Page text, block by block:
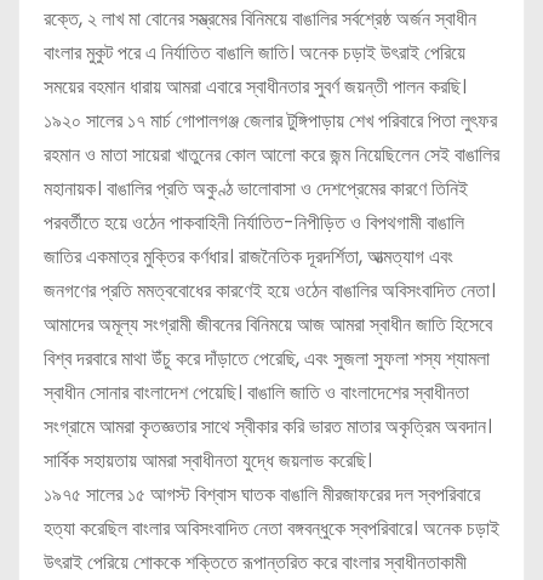
রক্তে, ২ লাখ মা বোনের সম্ভ্রমের বিনিময়ে বাঙালির সর্বশ্রেষ্ঠ অর্জন স্বাধীন
বাংলার মুকুট পরে এ নির্যাতিত বাঙালি জাতি। অনেক চড়াই উৎরাই পেরিয়ে
সময়ের বহমান ধারায় আমরা এবারে স্বাধীনতার সুবর্ণ জয়ন্তী পালন করছি।
১৯২০ সালের ১৭ মার্চ গোপালগঞ্জ জেলার টুঙ্গিপাড়ায় শেখ পরিবারে পিতা লুৎফর
রহমান ও মাতা সায়েরা খাতুনের কোল আলো করে জন্ম নিয়েছিলেন সেই বাঙালির
মহানায়ক। বাঙালির প্রতি অকুণ্ঠ ভালোবাসা ও দেশপ্রেমের কারণে তিনিই
পরবর্তীতে হয়ে ওঠেন পাকবাহিনী নির্যাতিত-নিপীড়িত ও বিপথগামী বাঙালি
জাতির একমাত্র মুক্তির কর্ণধার। রাজনৈতিক দূরদর্শিতা, আত্মত্যাগ এবং
জনগণের প্রতি মমত্ববোধের কারণেই হয়ে ওঠেন বাঙালির অবিসংবাদিত নেতা।
আমাদের অমূল্য সংগ্রামী জীবনের বিনিময়ে আজ আমরা স্বাধীন জাতি হিসেবে
বিশ্ব দরবারে মাথা উঁচু করে দাঁড়াতে পেরেছি, এবং সুজলা সুফলা শস্য শ্যামলা
স্বাধীন সোনার বাংলাদেশ পেয়েছি। বাঙালি জাতি ও বাংলাদেশের স্বাধীনতা
সংগ্রামে আমরা কৃতজ্ঞতার সাথে স্বীকার করি ভারত মাতার অকৃত্রিম অবদান।
সার্বিক সহায়তায় আমরা স্বাধীনতা যুদ্ধে জয়লাভ করেছি।
১৯৭৫ সালের ১৫ আগস্ট বিশ্বাস ঘাতক বাঙালি মীরজাফরের দল স্বপরিবারে
হত্যা করেছিল বাংলার অবিসংবাদিত নেতা বঙ্গবন্ধুকে স্বপরিবারে। অনেক চড়াই
উৎরাই পেরিয়ে শোককে শক্তিতে রূপান্তরিত করে বাংলার স্বাধীনতাকামী